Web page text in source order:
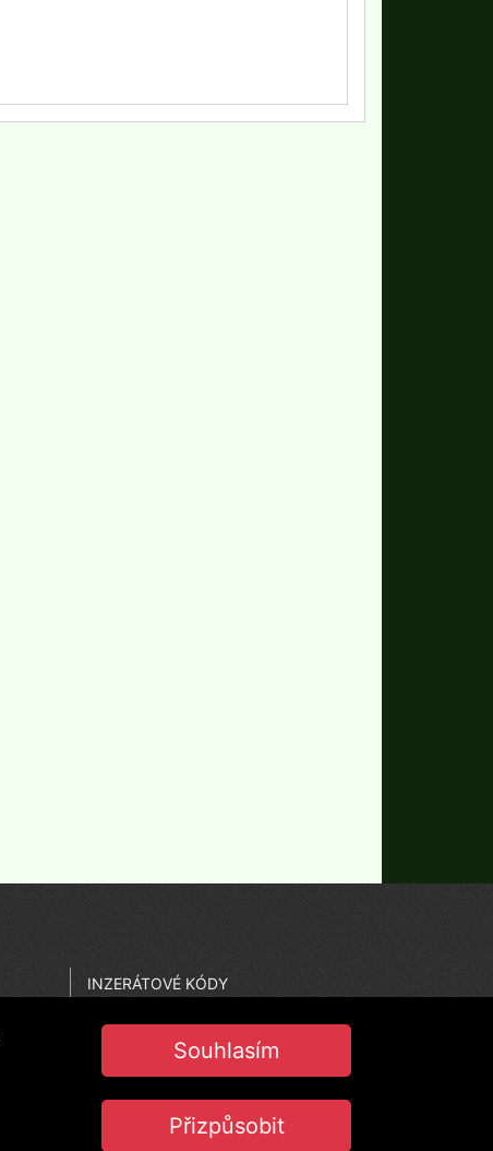
INZERÁTOVÉ KÓDY
NASTAVENÍ COOKIES
Souhlasím
Přizpůsobit